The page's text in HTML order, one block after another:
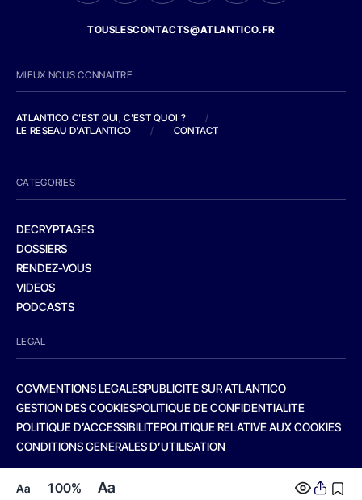
Aa 100% Aa
TOUSLESCONTACTS@ATLANTICO.FR
MIEUX NOUS CONNAITRE
ATLANTICO C'EST QUI, C'EST QUOI ?
/
LE RESEAU D'ATLANTICO
/ CONTACT
CATEGORIES
DECRYPTAGES
DOSSIERS
RENDEZ-VOUS
VIDEOS
PODCASTS
LEGAL
CGVMENTIONS LEGALESPUBLICITE SUR ATLANTICO
GESTION DES COOKIESPOLITIQUE DE CONFIDENTIALITE
POLITIQUE D’ACCESSIBILITEPOLITIQUE RELATIVE AUX COOKIES
CONDITIONS GENERALES D’UTILISATION